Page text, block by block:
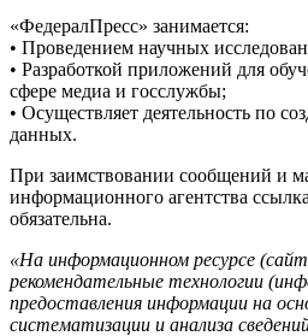
«ФедералПресс» занимается:
• Проведением научных
• Разработкой приложений для
сфере медиа и госслужбы;
• Осуществляет деятельность по
данных.
При заимствовании сообщений и
информационного агентства
обязательна.
«На информационном ресурсе
рекомендательные технологии
предоставления информации на
систематизации и анализа